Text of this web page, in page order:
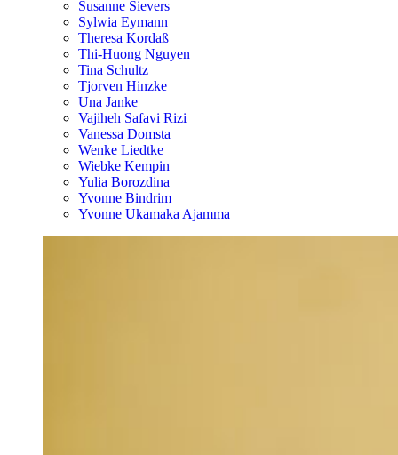
Susanne Sievers
Sylwia Eymann
Theresa Kordaß
Thi-Huong Nguyen
Tina Schultz
Tjorven Hinzke
Una Janke
Vajiheh Safavi Rizi
Vanessa Domsta
Wenke Liedtke
Wiebke Kempin
Yulia Borozdina
Yvonne Bindrim
Yvonne Ukamaka Ajamma